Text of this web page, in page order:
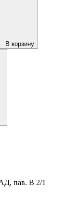
В корзину
пав. В 2/1